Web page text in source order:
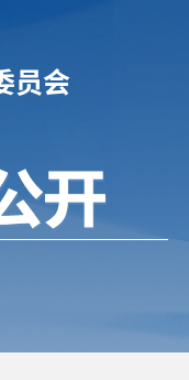
员会